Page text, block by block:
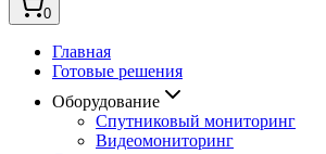
0
Главная
Готовые решения
Оборудование
Спутниковый мониторинг
Видеомониторинг